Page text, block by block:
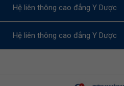
Hệ liên thông cao đẳng Y Dược
Hệ liên thông cao đẳng Y Dược